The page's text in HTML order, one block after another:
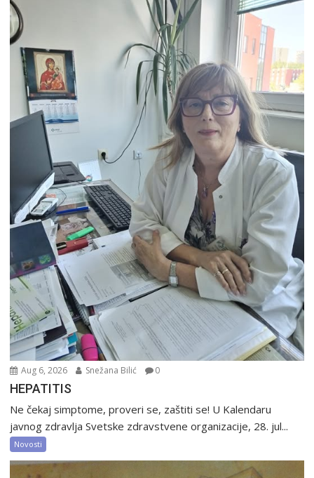
Aug 6, 2026 Snežana Bilić 0
HEPATITIS
Ne čekaj simptome, proveri se, zaštiti se! U Kalendaru
javnog zdravlja Svetske zdravstvene organizacije, 28. jul...
Novosti